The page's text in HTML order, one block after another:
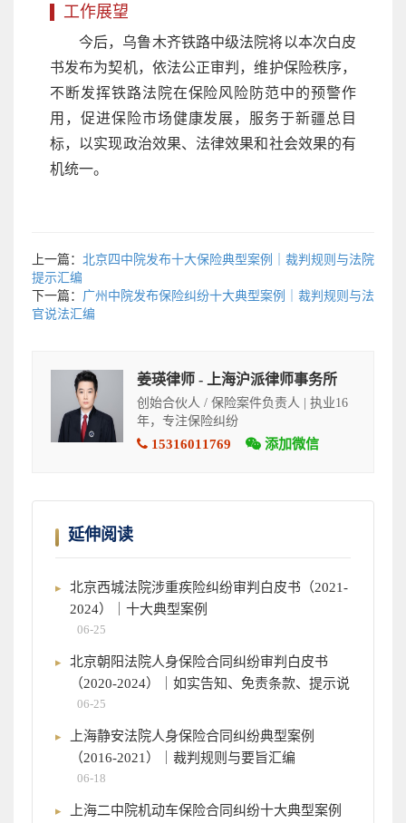
工作展望
今后，乌鲁木齐铁路中级法院将以本次白皮
书发布为契机，依法公正审判，维护保险秩序，
不断发挥铁路法院在保险风险防范中的预警作
用，促进保险市场健康发展，服务于新疆总目
标，以实现政治效果、法律效果和社会效果的有
机统一。
上一篇： 北京四中院发布十大保险典型案例｜裁判规则与法院
提示汇编
下一篇： 广州中院发布保险纠纷十大典型案例｜裁判规则与法
官说法汇编
姜瑛律师 - 上海沪派律师事务所
创始合伙人 / 保险案件负责人 | 执业16
年，专注保险纠纷
15316011769 添加微信
延伸阅读
北京西城法院涉重疾险纠纷审判白皮书（2021-
2024）｜十大典型案例
06-25
北京朝阳法院人身保险合同纠纷审判白皮书
（2020-2024）｜如实告知、免责条款、提示说
06-25
上海静安法院人身保险合同纠纷典型案例
（2016-2021）｜裁判规则与要旨汇编
06-18
上海二中院机动车保险合同纠纷十大典型案例